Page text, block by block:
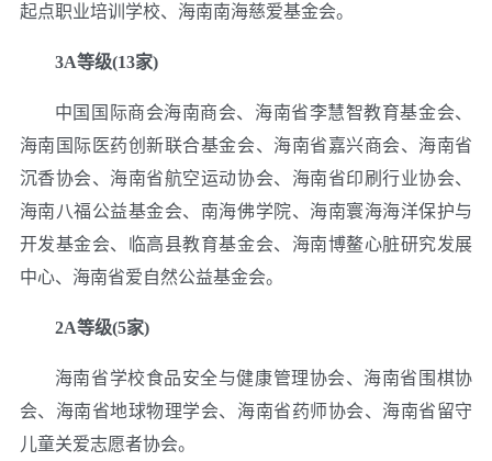
起点职业培训学校、海南南海慈爱基金会。
3A等级(13家)
中国国际商会海南商会、海南省李慧智教育基金会、
海南国际医药创新联合基金会、海南省嘉兴商会、海南省
沉香协会、海南省航空运动协会、海南省印刷行业协会、
海南八福公益基金会、南海佛学院、海南寰海海洋保护与
开发基金会、临高县教育基金会、海南博鳌心脏研究发展
中心、海南省爱自然公益基金会。
2A等级(5家)
海南省学校食品安全与健康管理协会、海南省围棋协
会、海南省地球物理学会、海南省药师协会、海南省留守
儿童关爱志愿者协会。